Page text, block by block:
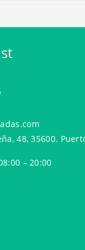
48, 35600.
– 20:00